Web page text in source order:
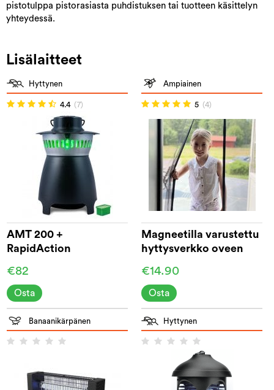
pistotulppa pistorasiasta puhdistuksen tai tuotteen käsittelyn
yhteydessä.
Lisälaitteet
Hyttynen
4.4 (7)
AMT 200 +
RapidAction
€82
Osta
Ampiainen
5 (4)
Magneetilla varustettu
hyttysverkko oveen
€14.90
Osta
Banaanikärpänen Hyttynen